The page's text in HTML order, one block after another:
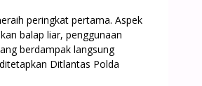
peringkat pertama. Aspek
balap liar, penggunaan
berdampak langsung
Ditlantas Polda